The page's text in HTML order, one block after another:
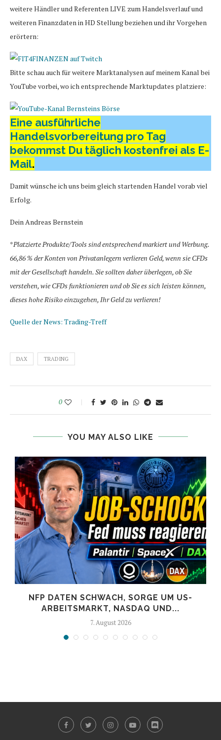
weitere Händler und Referenten LIVE zum Handelsverlauf und
weiteren Finanzdaten in HD Stellung beziehen und ihr Vorgehen
erörtern:
Bitte schau auch für weitere Marktanalysen auf meinem Kanal bei
YouTube vorbei, wo ich entsprechende Marktupdates platziere:
Eine ausführliche
Handelsvorbereitung pro Tag
bekommst Du täglich kostenfrei als E-
Mail.
Damit wünsche ich uns beim gleich startenden Handel vorab viel
Erfolg.
Dein Andreas Bernstein
*Platzierte Produkte/Tools sind entsprechend markiert und Werbung.
66,86 % der Konten von Privatanlegern verlieren Geld, wenn sie CFDs
mit der Gesellschaft handeln. Sie sollten daher überlegen, ob Sie
verstehen, wie CFDs funktionieren und ob Sie es sich leisten können,
dieses hohe Risiko einzugehen, Ihr Geld zu verlieren!
Quelle der News: Trading-Treff
DAX TRADING
0
YOU MAY ALSO LIKE
NFP DATEN SCHWACH, SORGE UM US-
ARBEITSMARKT, NASDAQ UND...
7. August 2026